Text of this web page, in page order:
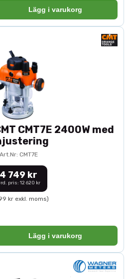
Lägg i varukorg
CMT7E 2400W med
Art.Nr: CMT7E
4 749 kr
pris: 12 620 kr
kr exkl. moms)
Lägg i varukorg